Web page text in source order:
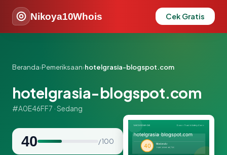
Nikoya10Whois Cek Gratis
Beranda›Pemeriksaan›hotelgrasia-blogspot.com
hotelgrasia-blogspot.com
#A0E46FF7 · Sedang
40 / 100